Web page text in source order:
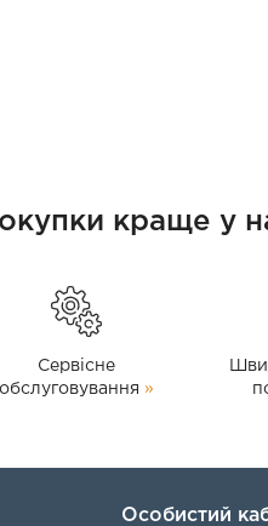
краще у
Сервісне
обслуговування »
Особистий